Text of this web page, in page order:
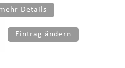
Details
Eintrag ändern